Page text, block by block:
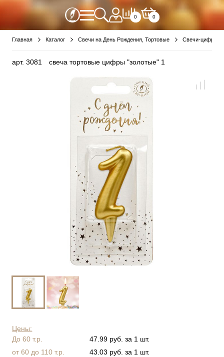
0 0
Главная Каталог Свечи на День Рождения, Тортовые Свечи-цифры
арт.3081 свеча тортовые цифры "золотые" 1
Цены:
До 60 т.р.
47.99 руб. за 1 шт.
от 60 до 110 т.р.
43.03 руб. за 1 шт.